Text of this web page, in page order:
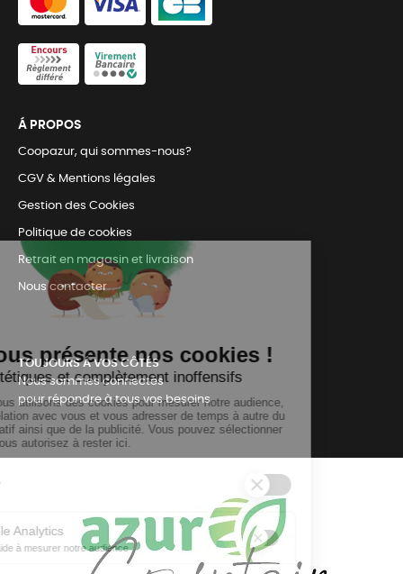
Á PROPOS
Coopazur, qui sommes-nous?
CGV & Mentions légales
Gestion des Cookies
Politique de cookies
Retrait en magasin et livraison
Nous contacter
TOUJOURS Á VOS CÔTÉS
Nous sommes connectés
pour répondre à tous vos besoins